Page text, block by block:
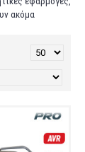
ακόμα